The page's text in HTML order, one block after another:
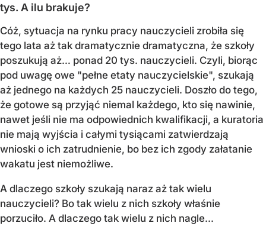
tys. A ilu brakuje?
Cóż, sytuacja na rynku pracy nauczycieli zrobiła się
tego lata aż tak dramatycznie dramatyczna, że szkoły
poszukują aż… ponad 20 tys. nauczycieli. Czyli, biorąc
pod uwagę owe "pełne etaty nauczycielskie", szukają
aż jednego na każdych 25 nauczycieli. Doszło do tego,
że gotowe są przyjąć niemal każdego, kto się nawinie,
nawet jeśli nie ma odpowiednich kwalifikacji, a kuratoria
nie mają wyjścia i całymi tysiącami zatwierdzają
wnioski o ich zatrudnienie, bo bez ich zgody załatanie
wakatu jest niemożliwe.
A dlaczego szkoły szukają naraz aż tak wielu
nauczycieli? Bo tak wielu z nich szkoły właśnie
porzuciło. A dlaczego tak wielu z nich nagle...